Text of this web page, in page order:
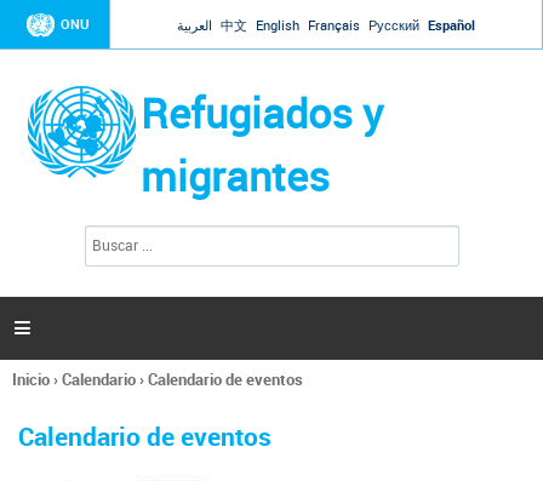
Jump to navigation
ONU العربية 中文 English Français Русский Español
Refugiados y
migrantes
l
s

Se
usted
Inicio›Calendario›Calendario de eventos
Calendario de eventos